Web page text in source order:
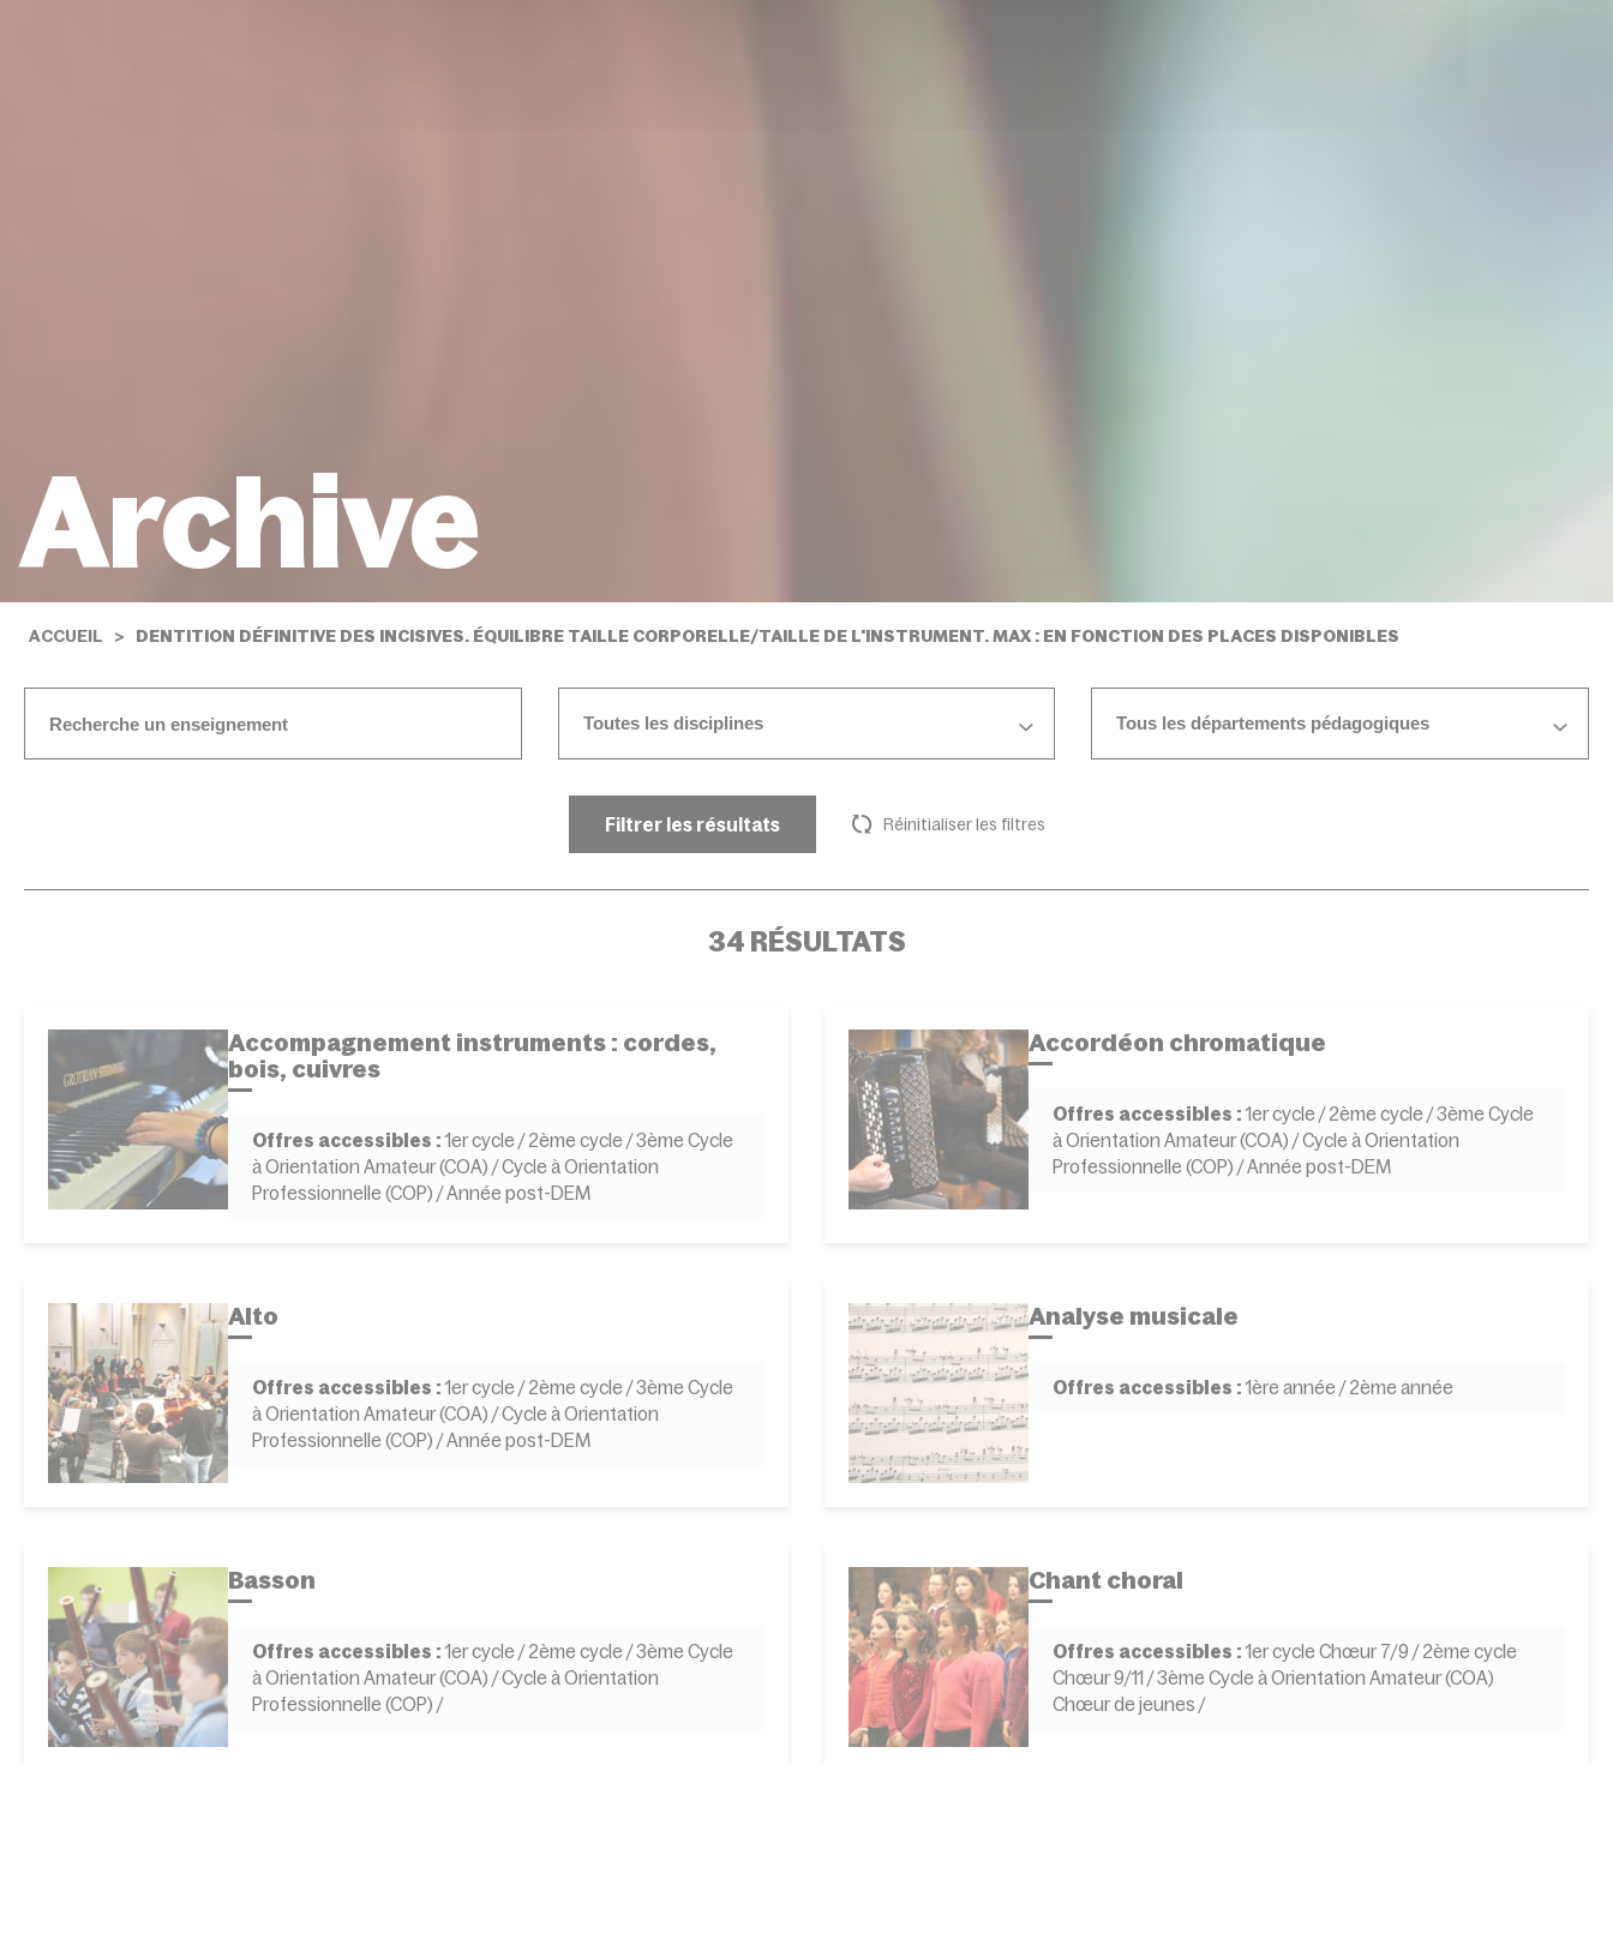
Archive
ACCUEIL DENTITION DÉFINITIVE DES INCISIVES. ÉQUILIBRE TAILLE CORPORELLE/TAILLE DE L'INSTRUMENT. MAX : EN FONCTION DES PLACES DISPONIBLES
Toutes les disciplines Tous les départements pédagogiques
Filtrer les résultats Réinitialiser les filtres
34 RÉSULTATS
Accompagnement instruments : cordes,
bois, cuivres
Offres accessibles : 1er cycle / 2ème cycle / 3ème Cycle
à Orientation Amateur (COA) / Cycle à Orientation
Professionnelle (COP) / Année post-DEM
Accordéon chromatique
Offres accessibles : 1er cycle / 2ème cycle / 3ème Cycle
à Orientation Amateur (COA) / Cycle à Orientation
Professionnelle (COP) / Année post-DEM
Alto
Offres accessibles : 1er cycle / 2ème cycle / 3ème Cycle
à Orientation Amateur (COA) / Cycle à Orientation
Professionnelle (COP) / Année post-DEM
Analyse musicale
Offres accessibles : 1ère année / 2ème année
Basson
Offres accessibles : 1er cycle / 2ème cycle / 3ème Cycle
à Orientation Amateur (COA) / Cycle à Orientation
Professionnelle (COP) /
Chant choral
Offres accessibles : 1er cycle Chœur 7/9 / 2ème cycle
Chœur 9/11 / 3ème Cycle à Orientation Amateur (COA)
Chœur de jeunes /